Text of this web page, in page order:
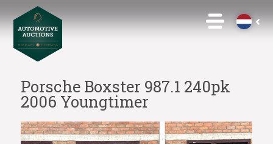
Porsche Boxster 987.1 240pk
2006 Youngtimer